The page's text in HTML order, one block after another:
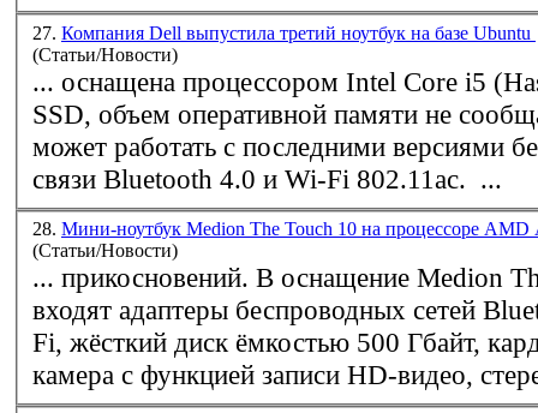
27. Компания Dell выпустила третий ноутбук на базе Ubuntu
(Статьи/Новости)
... оснащена процессором Intel Core i5
SSD, объем оперативной памяти не
может работать с последними версиями
связи Bluetooth 4.0 и Wi-Fi 802.11ас. ...
28. Мини-ноутбук Medion The Touch 10 на процессоре
(Статьи/Новости)
... прикосновений. В оснащение Medion The Touch 10
входят адаптеры беспроводных сетей
Fi, жёсткий диск ёмкостью 500 Гбайт,
камера с функцией записи HD-видео,